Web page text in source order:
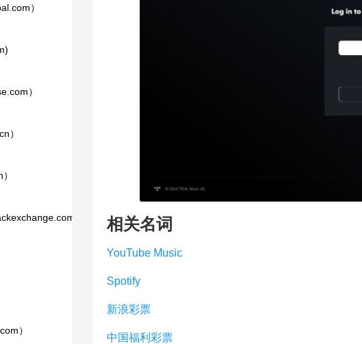
）
）
）
）
）
相关名词
YouTube Music
Spotify
新浪彩票
中国福利彩票